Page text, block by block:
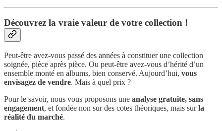
Découvrez la vraie valeur de votre collection !
Peut-être avez-vous passé des années à constituer une collection
soignée, pièce après pièce. Ou peut-être avez-vous d’hérité d’un
ensemble monté en albums, bien conservé. Aujourd’hui, vous
envisagez de vendre. Mais à quel prix ?
Pour le savoir, nous vous proposons une analyse gratuite, sans
engagement, et fondée non sur des cotes théoriques, mais surla
réalité du marché.